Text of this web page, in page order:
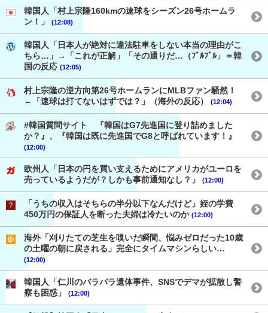
韓国人「村上宗隆160kmの速球をシーズン26号ホームラ
ン！」
(12:08)
韓国人「日本人が絶対に違法駐車をしない本当の理由がこ
ちら…」→「これが正解」「その通りだ…（ﾌﾞﾙﾌﾞﾙ」＝韓
国の反応 (12:05)
村上宗隆の逆方向第26号ホームランにMLBファン騒然！
←「速球は打てないはずでは？」（海外の反応）
(12:04)
#韓国質問サイト 『韓国はG7先進国に登り詰めました
か？』、『韓国は既に先進国でG8と呼ばれています！』
(12:00)
欧州人「日本の円を買い支えるためにアメリカがユーロを
売っているようだが？しかも事前通知なし？」
(12:00)
「うちの収入はそちらの半分以下なんだけど」姪の学費
450万円の保証人を断った夫婦は冷たいのか (12:00)
海外「刈りたての芝生を嗅いだ瞬間、悩みゼロだった10歳
の土曜の朝に戻される」完全にタイムマシンらしい…
(12:00)
韓国人「仁川のバラバラ遺体事件、SNSでデマが拡散し警
察も困惑」
(12:00)